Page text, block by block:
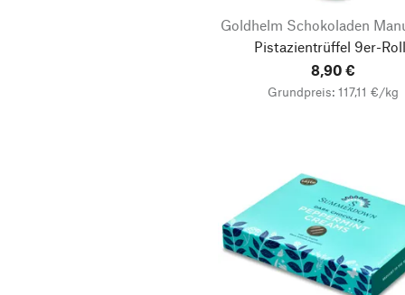
Goldhelm Schokoladen
Pistazientrüffel 9er-
8,90 €
Grundpreis: 117,11 €/kg